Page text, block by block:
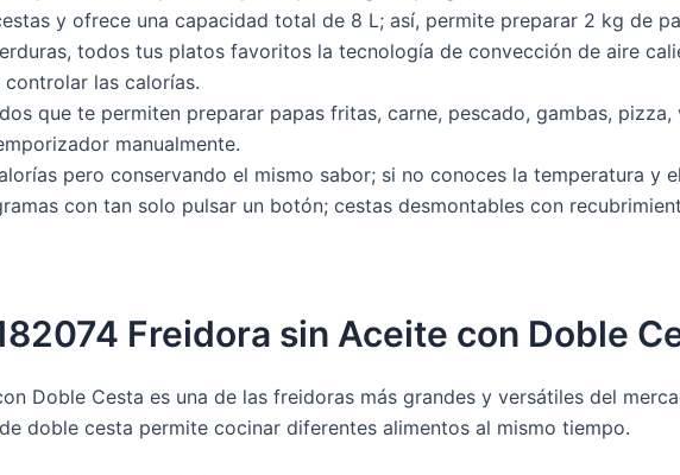
y ofrece una capacidad total de 8 L; así, permite preparar 2 kg de
todos tus platos favoritos la tecnología de convección de aire
las calorías.
que te permiten preparar papas fritas, carne, pescado, gambas,
manualmente.
pero conservando el mismo sabor; si no conoces la temperatura y
con tan solo pulsar un botón; cestas desmontables con
Freidora sin Aceite con Doble
Doble Cesta es una de las freidoras más grandes y versátiles del
doble cesta permite cocinar diferentes alimentos al mismo tiempo.